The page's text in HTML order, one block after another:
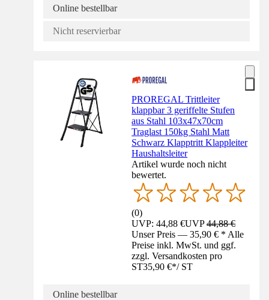
Online bestellbar
Nicht reservierbar
PROREGAL Trittleiter
klappbar 3 geriffelte Stufen
aus Stahl 103x47x70cm
Traglast 150kg Stahl Matt
Schwarz Klapptritt Klappleiter
Haushaltsleiter
Artikel wurde noch nicht
bewertet.
(0)
UVP: 44,88 €UVP44,88 €
Unser Preis — 35,90 € * Alle
Preise inkl. MwSt. und ggf.
zzgl. Versandkosten pro
ST35,90 €*/ ST
Online bestellbar